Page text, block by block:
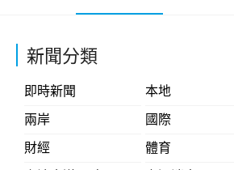
新聞分類
即時新聞
本地
兩岸
國際
財經
體育